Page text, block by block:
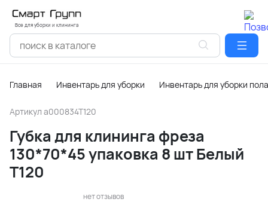
Все для уборки и клининга
Главная Инвентарь для уборки Инвентарь для уборки пола
Артикул a000834T120
Губка для клининга фреза
130*70*45 упаковка 8 шт Белый
T120
нет отзывов